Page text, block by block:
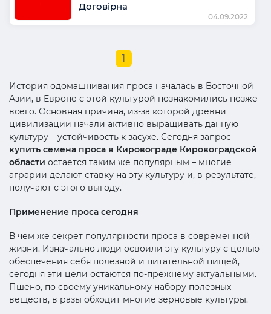
Договірна
04.09.2022
1
История одомашнивания проса началась в Восточной
Азии, в Европе с этой культурой познакомились позже
всего. Основная причина, из-за которой древни
цивилизации начали активно выращивать данную
культуру – устойчивость к засухе. Сегодня запрос
купить семена проса в Кировограде Кировоградской
области остается таким же популярным – многие
аграрии делают ставку на эту культуру и, в результате,
получают с этого выгоду.
Применение проса сегодня
В чем же секрет популярности проса в современной
жизни. Изначально люди освоили эту культуру с целью
обеспечения себя полезной и питательной пищей,
сегодня эти цели остаются по-прежнему актуальными.
Пшено, по своему уникальному набору полезных
веществ, в разы обходит многие зерновые культуры.